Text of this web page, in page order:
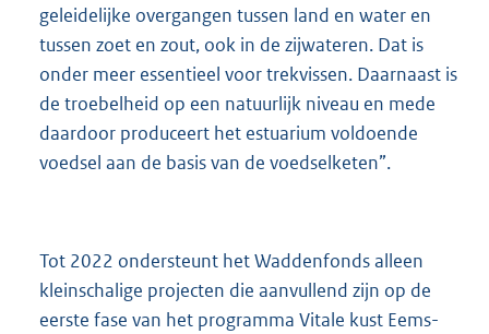
geleidelijke overgangen tussen land en water en
tussen zoet en zout, ook in de zijwateren. Dat is
onder meer essentieel voor trekvissen. Daarnaast is
de troebelheid op een natuurlijk niveau en mede
daardoor produceert het estuarium voldoende
voedsel aan de basis van de voedselketen”.
Tot 2022 ondersteunt het Waddenfonds alleen
kleinschalige projecten die aanvullend zijn op de
eerste fase van het programma Vitale kust Eems-